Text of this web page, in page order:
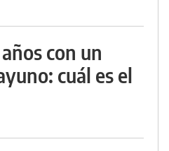
con un
cuál es el